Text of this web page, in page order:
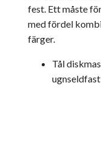
fest. Ett måste
med fördel
färger.
Tål